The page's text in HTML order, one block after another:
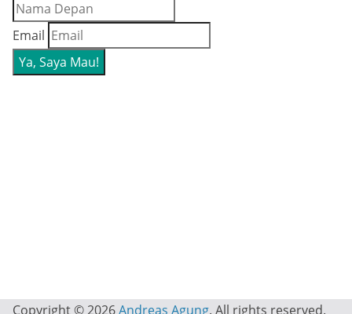
Email
Copyright © 2026Andreas Agung. All rights reserved.